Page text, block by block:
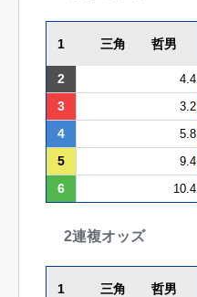
1 三角 哲男
2 4.4
3
3.2
4
5.8
5
9.4
6
10.4
2連複オッズ
1 三角 哲男